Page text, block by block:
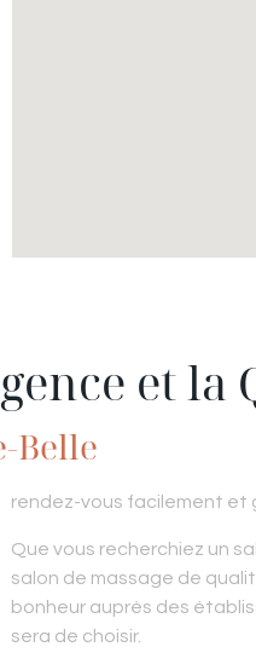
et la
Belle
rendez-vous facilement et
Que vous recherchiez un
salon de massage de
bonheur auprès des
sera de choisir.